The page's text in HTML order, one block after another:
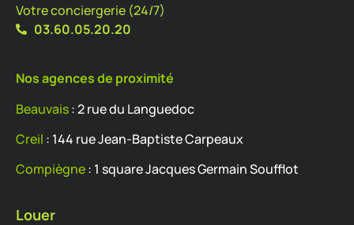
Votre conciergerie (24/7)
03.60.05.20.20
Nos agences de proximité
Beauvais: 2 rue du Languedoc
Creil : 144 rue Jean-Baptiste Carpeaux
Compiègne: 1 square Jacques Germain Soufflot
Louer